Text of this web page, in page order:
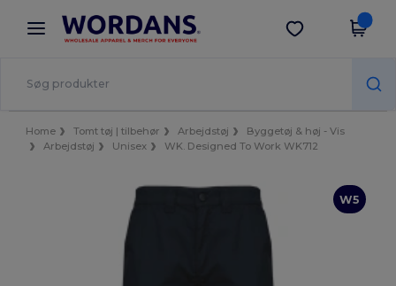
× Wordans-app
Bedre priser i appen!
Hent app
Home Tomt tøj | tilbehør Arbejdstøj
Byggetøj & høj - Vis
Arbejdstøj
Unisex WK. Designed To Work WK712
W5